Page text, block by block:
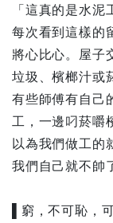
「這真的是水泥
每次看到這樣的
將心比心。屋子
垃圾、檳榔汁或
有些師傅有自己
工，一邊叼菸嚼
以為我們做工的
我們自己就不帥
▌窮，不可恥，